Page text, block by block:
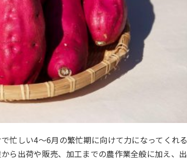
忙しい4～6月の繁忙期に向けて力になってくれる
ら出荷や販売、加工までの農作業全般に加え、出